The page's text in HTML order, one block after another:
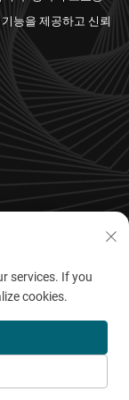
능을 제공하고 신뢰
217번지
사. 판권 소유.
services. If you
cookies.